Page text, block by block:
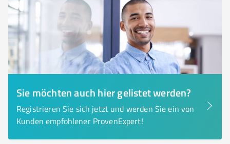
Sie möchten auch hier gelistet werden?
Registrieren Sie sich jetzt und werden Sie ein von
Kunden empfohlener ProvenExpert!